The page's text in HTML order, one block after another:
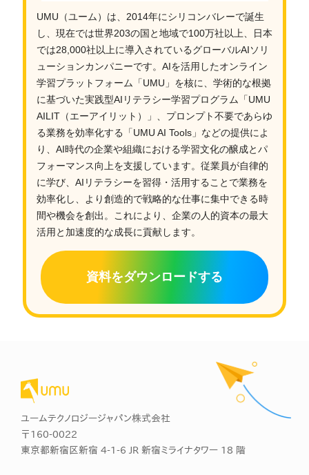
UMU（ユーム）は、2014年にシリコンバレーで誕生
し、現在では世界203の国と地域で100万社以上、日本
では28,000社以上に導入されているグローバルAIソリ
ューションカンパニーです。AIを活用したオンライン
学習プラットフォーム「UMU」を核に、学術的な根拠
に基づいた実践型AIリテラシー学習プログラム「UMU
AILIT（エーアイリット）」、プロンプト不要であらゆ
る業務を効率化する「UMU AI Tools」などの提供によ
り、AI時代の企業や組織における学習文化の醸成とパ
フォーマンス向上を支援しています。従業員が自律的
に学び、AIリテラシーを習得・活用することで業務を
効率化し、より創造的で戦略的な仕事に集中できる時
間や機会を創出。これにより、企業の人的資本の最大
活用と加速度的な成長に貢献します。
資料をダウンロードする
ユームテクノロジージャパン株式会社
〒160-0022
東京都新宿区新宿 4-1-6 JR 新宿ミライナタワー 18 階